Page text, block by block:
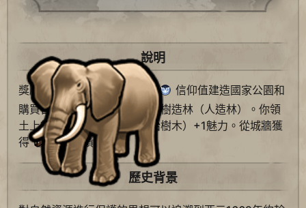
說明
獎勵3位 使者。允許使用
信仰值建造國家公園和
購買自然學家。允許建造者植樹造林（人造林）。你領
土上從未被移除的樹林（原始樹木）+1魅力。從城牆獲
得
旅遊業績。
歷史背景